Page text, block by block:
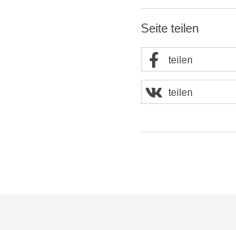
Seite teilen
teilen
teilen